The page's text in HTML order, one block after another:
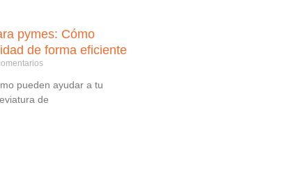
pymes: Cómo
de forma eficiente
pueden ayudar a tu
de